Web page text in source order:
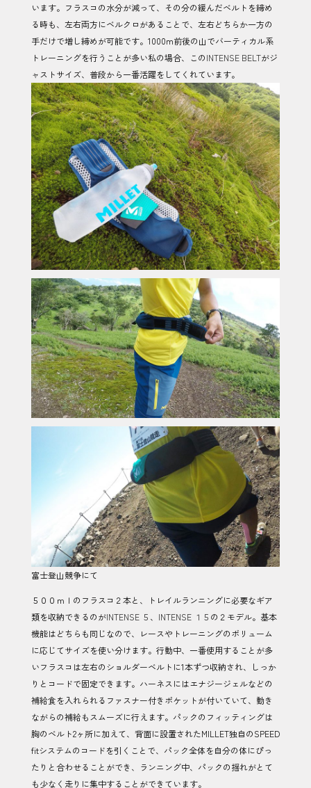
います。フラスコの水分が減って、その分の緩んだベルトを締め
る時も、左右両方にベルクロがあることで、左右どちらか一方の
手だけで増し締めが可能です。1000m前後の山でバーティカル系
トレーニングを行うことが多い私の場合、このINTENSE BELTがジ
ャストサイズ、普段から一番活躍をしてくれています。
富士登山競争にて
５００ｍｌのフラスコ２本と、トレイルランニングに必要なギア
類を収納できるのがINTENSE ５ 、 INTENSE １５ の２モデル。基本
機能はどちらも同じなので、レースやトレーニングのボリューム
に応じてサイズを使い分けます。行動中、一番使用することが多
いフラスコは左右のショルダーベルトに1本ずつ収納され、しっか
りとコードで固定できます。ハーネスにはエナジージェルなどの
補給食を入れられるファスナー付きポケットが付いていて、動き
ながらの補給もスムーズに行えます。パックのフィッティングは
胸のベルト2ヶ所に加えて、背面に設置されたMILLET独自のSPEED
fitシステムのコードを引くことで、パック全体を自分の体にぴっ
たりと合わせることができ、ランニング中、パックの揺れがとて
も少なく走りに集中することができています。